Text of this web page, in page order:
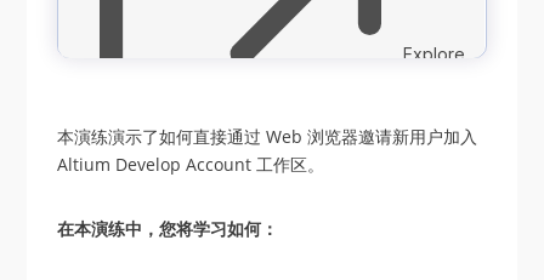
本演练演示了如何直接通过 Web 浏览器邀请新用户加入
Altium Develop Account 工作区。
在本演练中，您将学习如何：